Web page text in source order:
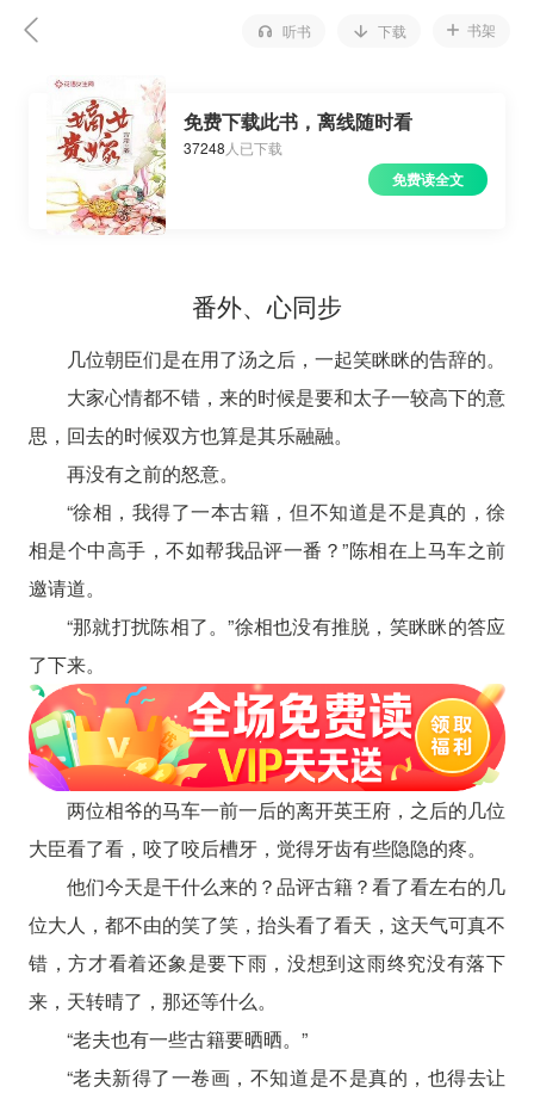
听书 下载 书架
免费下载此书，离线随时看
37248 人已下载
免费读全文
番外、心同步
几位朝臣们是在用了汤之后，一起笑眯眯的告辞的。
大家心情都不错，来的时候是要和太子一较高下的意
思，回去的时候双方也算是其乐融融。
再没有之前的怒意。
“徐相，我得了一本古籍，但不知道是不是真的，徐
相是个中高手，不如帮我品评一番？”陈相在上马车之前
邀请道。
“那就打扰陈相了。”徐相也没有推脱，笑眯眯的答应
了下来。
两位相爷的马车一前一后的离开英王府，之后的几位
大臣看了看，咬了咬后槽牙，觉得牙齿有些隐隐的疼。
他们今天是干什么来的？品评古籍？看了看左右的几
位大人，都不由的笑了笑，抬头看了看天，这天气可真不
错，方才看着还象是要下雨，没想到这雨终究没有落下
来，天转晴了，那还等什么。
“老夫也有一些古籍要晒晒。”
“老夫新得了一卷画，不知道是不是真的，也得去让